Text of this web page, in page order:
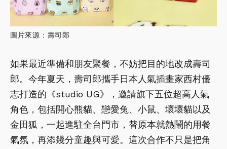
圖片來源：壽司郎
如果最近準備和朋友聚餐，不妨把目的地改成壽司
郎。今年夏天，壽司郎攜手日本人氣插畫家西村優
志打造的《studio UG》，邀請旗下五位超高人氣
角色，包括開心熊貓、戀愛兔、小鼠、壞壞貓以及
金田狐，一起進駐全台門市，替原本就熱鬧的用餐
氣氛，再添幾分童趣與可愛。這次合作不只是把角